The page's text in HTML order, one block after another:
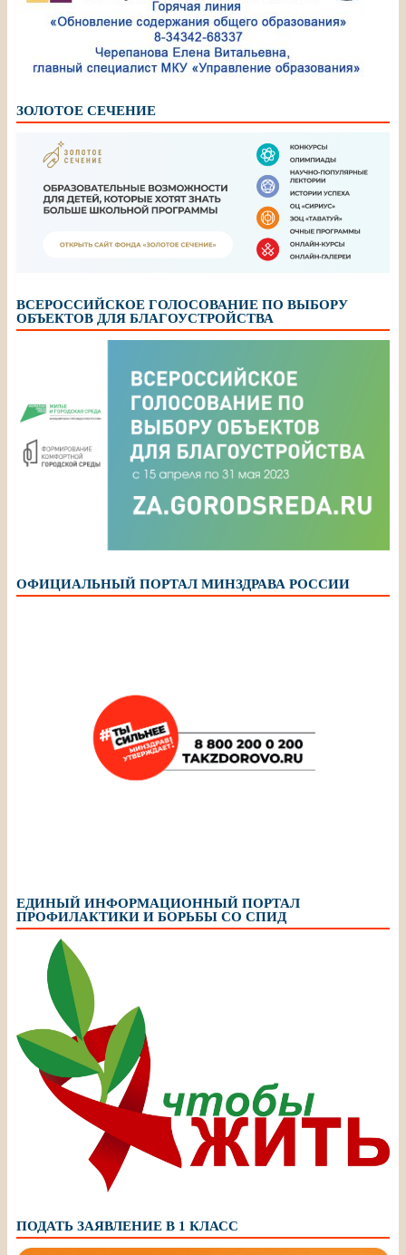
ЗОЛОТОЕ СЕЧЕНИЕ
ВСЕРОССИЙСКОЕ ГОЛОСОВАНИЕ ПО ВЫБОРУ
ОБЪЕКТОВ ДЛЯ БЛАГОУСТРОЙСТВА
ОФИЦИАЛЬНЫЙ ПОРТАЛ МИНЗДРАВА РОССИИ
ЕДИНЫЙ ИНФОРМАЦИОННЫЙ ПОРТАЛ
ПРОФИЛАКТИКИ И БОРЬБЫ СО СПИД
ПОДАТЬ ЗАЯВЛЕНИЕ В 1 КЛАСС